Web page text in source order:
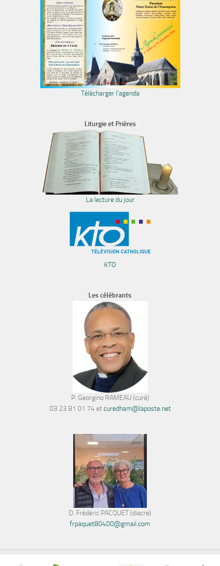
Télécharger l'agenda
Liturgie et Prières
La lecture du jour
KTO
Les célébrants
P. Georgino RAMEAU (curé)
03 23 81 01 74 etcuredham@laposte.net
D. Frédéric PACQUET (diacre)
frpaquet80400@gmail.com